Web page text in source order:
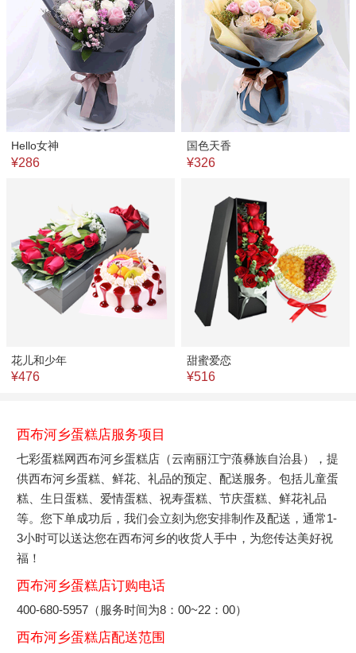
Hello女神
¥286
国色天香
¥326
花儿和少年
¥476
甜蜜爱恋
¥516
西布河乡蛋糕店服务项目
七彩蛋糕网西布河乡蛋糕店（云南丽江宁蒗彝族自治县），提
供西布河乡蛋糕、鲜花、礼品的预定、配送服务。包括儿童蛋
糕、生日蛋糕、爱情蛋糕、祝寿蛋糕、节庆蛋糕、鲜花礼品
等。您下单成功后，我们会立刻为您安排制作及配送，通常1-
3小时可以送达您在西布河乡的收货人手中，为您传达美好祝
福！
西布河乡蛋糕店订购电话
400-680-5957（服务时间为8：00~22：00）
西布河乡蛋糕店配送范围